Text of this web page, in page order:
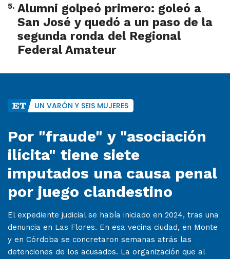
5. Alumni golpeó primero: goleó a
San José y quedó a un paso de la
segunda ronda del Regional
Federal Amateur
UN VARÓN Y SEIS MUJERES
Por "fraude" y "asociación
ilícita" tiene siete
imputados una causa penal
por juego clandestino
El expediente judicial se había iniciado en 2024, tras una
denuncia en Las Flores. En esa vecina ciudad, en Monte
y en Córdoba se concretaron semanas atrás las
detenciones de los acusados. La organización que al